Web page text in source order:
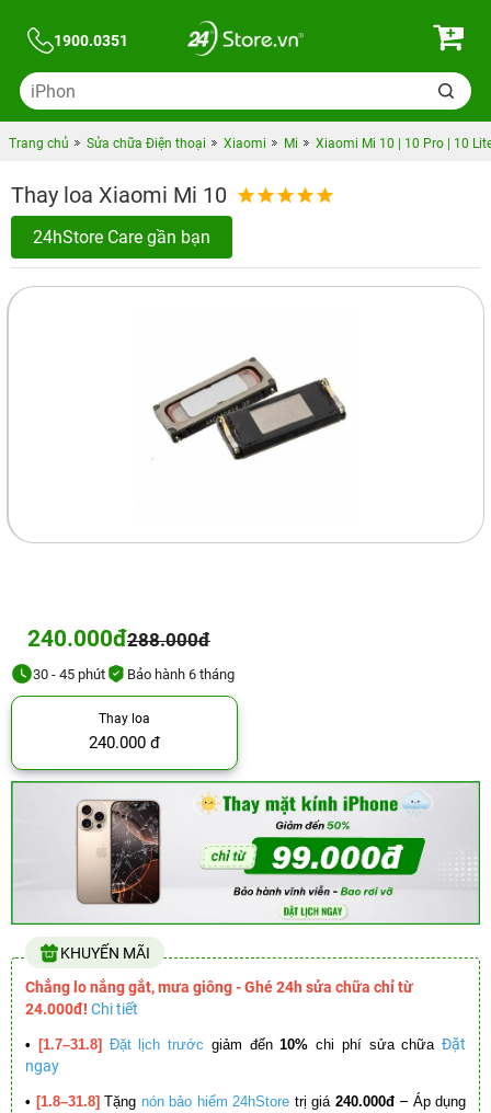
1900.0351
Trang chủ Sửa chữa Điện thoại Xiaomi Mi Xiaomi Mi 10 | 10 Pro | 10
Thay loa Xiaomi Mi 10
24hStore Care gần bạn
240.000đ288.000đ
30 - 45 phút Bảo hành 6 tháng
Thay loa
240.000 đ
KHUYẾN MÃI
Chẳng lo nắng gắt, mưa giông - Ghé 24h sửa chữa chỉ từ
24.000đ! Chi tiết
• [1.7–31.8] Đặt lịch trước giảm đến10% chi phí sửa chữa Đặt
ngay
• [1.8–31.8] Tặng nón bảo hiểm 24hStore trị giá 240.000đ – Áp dụng